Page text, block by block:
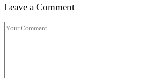
Leave a Comment